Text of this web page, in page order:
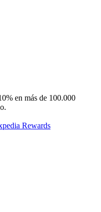
en más de 100.000
Rewards